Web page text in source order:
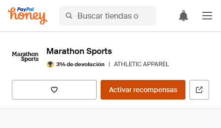
Marathon Sports
3% de devolución | ATHLETIC APPAREL
Activar recompensas